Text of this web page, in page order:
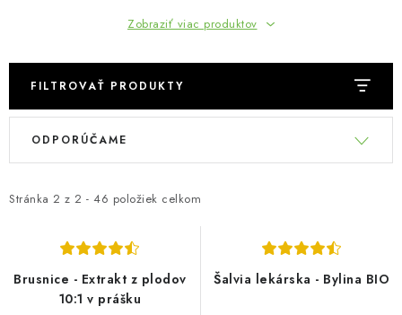
Zobraziť viac produktov
FILTROVAŤ PRODUKTY
V
i
r
Stránka 2 z 2 - 46 položiek celkom
R
e
e
ODPORÚČAME
Brusnice - Extrakt z plodov
10:1 v prášku
Šalvia lekárska - Bylina BIO